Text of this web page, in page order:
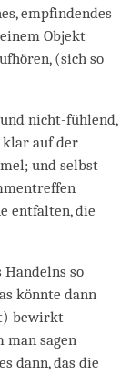
empfindendes
Objekt
(sich so
nicht-fühlend,
klar auf der
und selbst
entfalten, die
so
könnte dann
bewirkt
man sagen
dann, das die